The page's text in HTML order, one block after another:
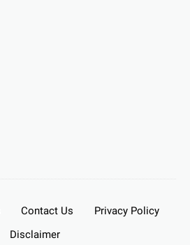
Contact Us
Privacy Policy
Disclaimer